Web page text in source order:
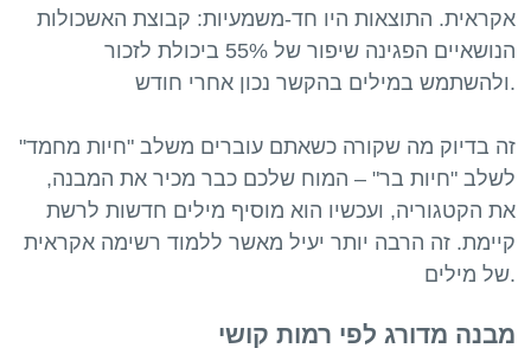
אקראית. התוצאות היו חד-משמעיות: קבוצת האשכולות
הנושאיים הפגינה שיפור של 55% ביכולת לזכור
ולהשתמש במילים בהקשר נכון אחרי חודש.
זה בדיוק מה שקורה כשאתם עוברים משלב "חיות מחמד"
לשלב "חיות בר" – המוח שלכם כבר מכיר את המבנה,
את הקטגוריה, ועכשיו הוא מוסיף מילים חדשות לרשת
קיימת. זה הרבה יותר יעיל מאשר ללמוד רשימה אקראית
מבנה מדורג לפי רמות קושי